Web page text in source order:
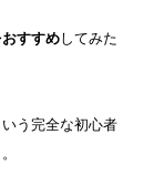
すすめしてみた
う完全な初心者